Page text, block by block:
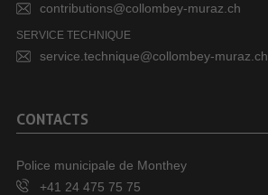
contributions@collombey-muraz.ch
SERVICE TECHNIQUE
service.technique@collombey-muraz.ch
CONTACTS
Police municipale de Monthey
+41 24 475 75 75